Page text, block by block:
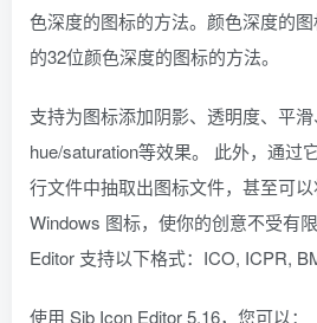
色深度的图标的方法。颜色深度的
的32位颜色深度的图标的方法。
支持为图标添加阴影、透明度、平滑
hue/saturation等效果。 此外，通过
行文件中抽取出图标文件，甚至可
Windows 图标，使你的创意不受有
Editor 支持以下格式：ICO, ICPR,
使用 Sib Icon Editor 5.16，您可以：